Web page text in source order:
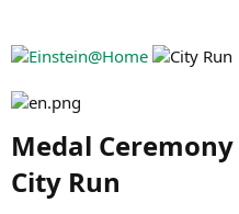
Medal
City Run​